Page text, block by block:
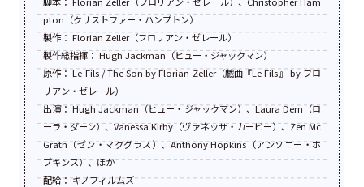
pton（クリストファー・ハンプトン）
製作： Florian Zeller（フロリアン・ゼレール）
製作総指揮： Hugh Jackman（ヒュー・ジャックマン）
原作： Le Fils / The Son by Florian Zeller（戯曲『Le Fils』 by フロ
リアン・ゼレール）
出演： Hugh Jackman（ヒュー・ジャックマン）、Laura Dern（ロ
ーラ・ダーン）、Vanessa Kirby（ヴァネッサ・カービー）、Zen Mc
Grath（ゼン・マクグラス）、Anthony Hopkins（アンソニー・ホ
プキンス）、ほか
配給： キノフィルムズ